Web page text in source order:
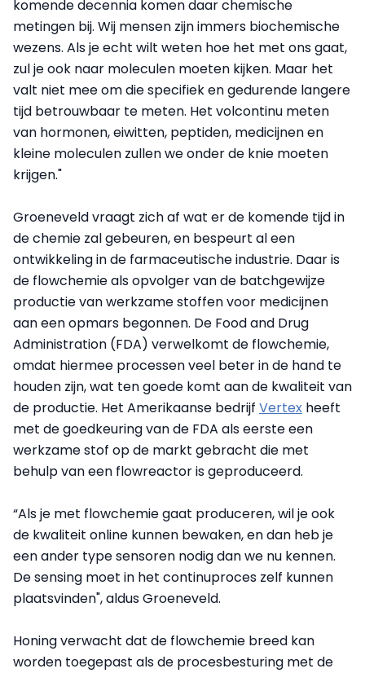
komende decennia komen daar chemische
metingen bij. Wij mensen zijn immers biochemische
wezens. Als je echt wilt weten hoe het met ons gaat,
zul je ook naar moleculen moeten kijken. Maar het
valt niet mee om die specifiek en gedurende langere
tijd betrouwbaar te meten. Het volcontinu meten
van hormonen, eiwitten, peptiden, medicijnen en
kleine moleculen zullen we onder de knie moeten
krijgen."
Groeneveld vraagt zich af wat er de komende tijd in
de chemie zal gebeuren, en bespeurt al een
ontwikkeling in de farmaceutische industrie. Daar is
de flowchemie als opvolger van de batchgewijze
productie van werkzame stoffen voor medicijnen
aan een opmars begonnen. De Food and Drug
Administration (FDA) verwelkomt de flowchemie,
omdat hiermee processen veel beter in de hand te
houden zijn, wat ten goede komt aan de kwaliteit van
de productie. Het Amerikaanse bedrijf Vertex heeft
met de goedkeuring van de FDA als eerste een
werkzame stof op de markt gebracht die met
behulp van een flowreactor is geproduceerd.
“Als je met flowchemie gaat produceren, wil je ook
de kwaliteit online kunnen bewaken, en dan heb je
een ander type sensoren nodig dan we nu kennen.
De sensing moet in het continuproces zelf kunnen
plaatsvinden", aldus Groeneveld.
Honing verwacht dat de flowchemie breed kan
worden toegepast als de procesbesturing met de